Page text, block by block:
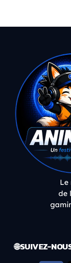
Le
de
🌐 SUIVEZ-